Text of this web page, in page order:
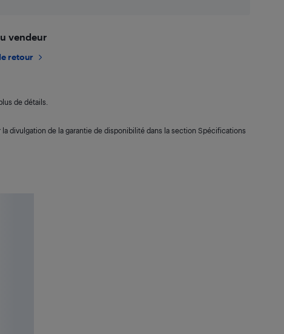
vendeur
retour
de détails.
divulgation de la garantie de disponibilité dans la section Spécifications